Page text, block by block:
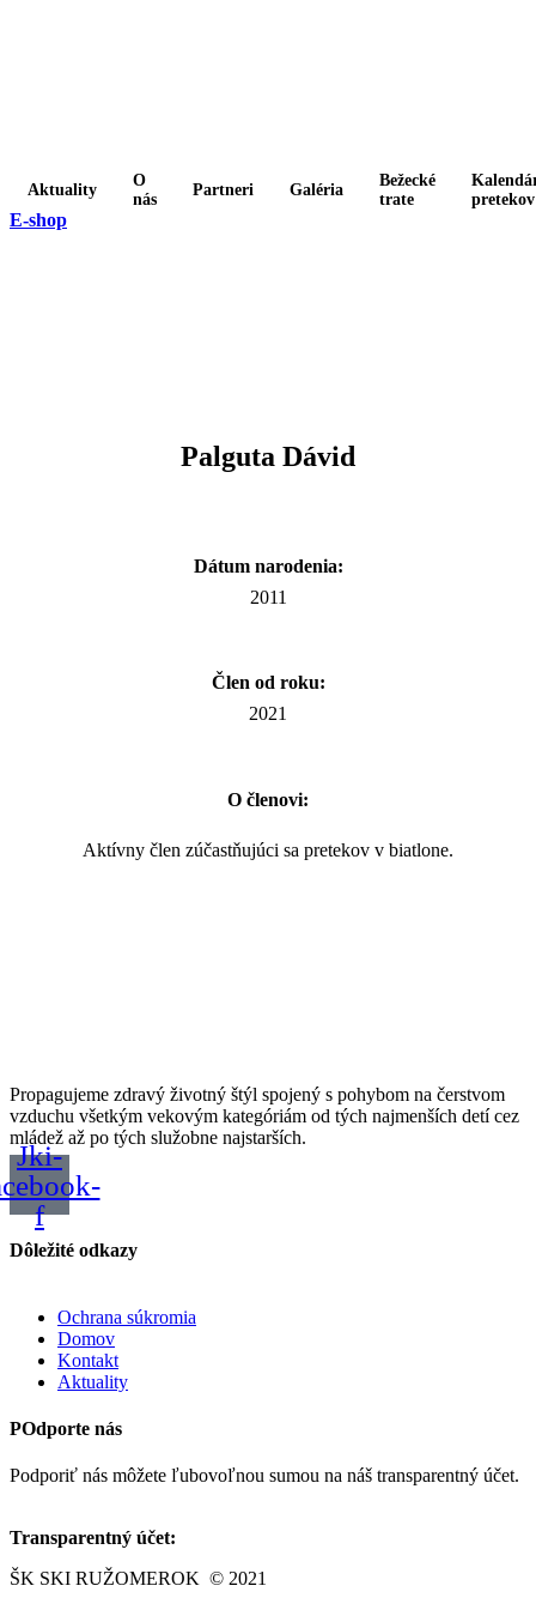
Aktuality
O
nás
Partneri Galéria
Bežecké
trate
pretekov
E-shop
Palguta Dávid
Dátum narodenia:
2011
Člen od roku:
2021
O členovi:
Aktívny člen zúčastňujúci sa pretekov v biatlone.
Propagujeme zdravý životný štýl spojený s pohybom na čerstvom
vzduchu všetkým vekovým kategóriám od tých najmenších detí cez
mládež až po tých služobne najstarších.
Jki-
f
Dôležité odkazy
Ochrana súkromia
Domov
Kontakt
Aktuality
POdporte nás
Podporiť nás môžete ľubovoľnou sumou na náš transparentný účet.
Transparentný účet:
ŠK SKI RUŽOMEROK © 2021